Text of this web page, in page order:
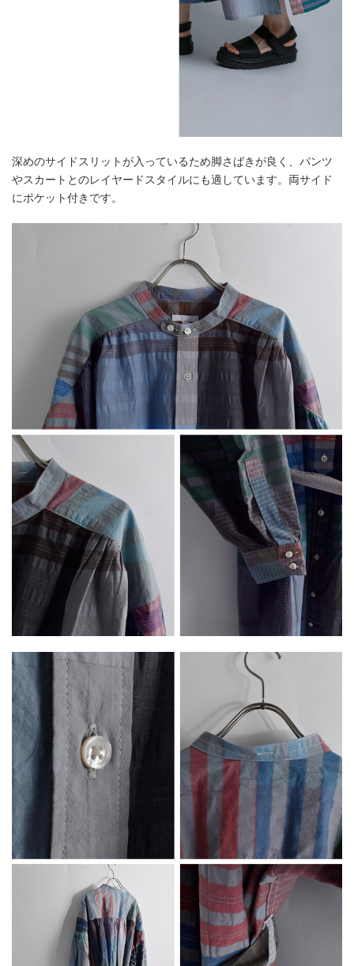
深めのサイドスリットが入っているため脚さばきが良く、パンツ
やスカートとのレイヤードスタイルにも適しています。両サイド
にポケット付きです。